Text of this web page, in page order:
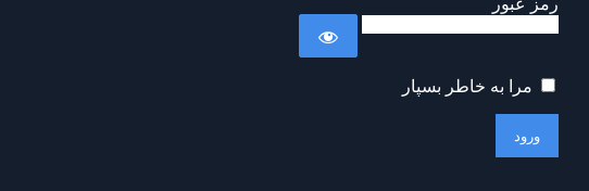
رمز عبور
مرا به خاطر بسپار